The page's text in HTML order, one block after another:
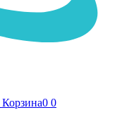
Корзина0 0